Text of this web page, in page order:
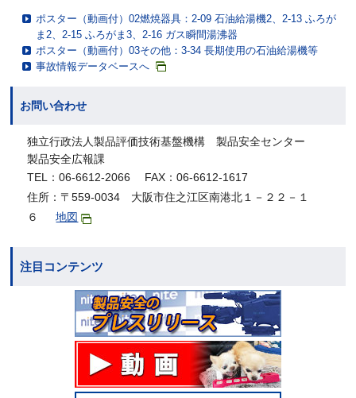
ポスター（動画付）02燃焼器具：2-09 石油給湯機2、2-13 ふろが
ま2、2-15 ふろがま3、2-16 ガス瞬間湯沸器
ポスター（動画付）03その他：3-34 長期使用の石油給湯機等
事故情報データベースへ
お問い合わせ
独立行政法人製品評価技術基盤機構 製品安全センター
製品安全広報課
TEL：06-6612-2066 FAX：06-6612-1617
住所：〒559-0034 大阪市住之江区南港北１－２２－１
６
地図
注目コンテンツ